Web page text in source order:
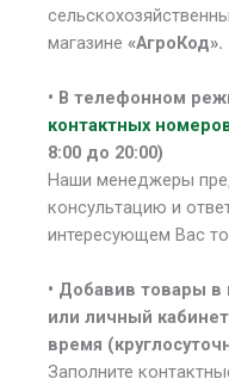
магазине «АгроКод».
• В телефонном
контактных
8:00 до 20:00)
Наши менеджеры
консультацию и
интересующем Вас
• Добавив товары в
или личный
время
Заполните